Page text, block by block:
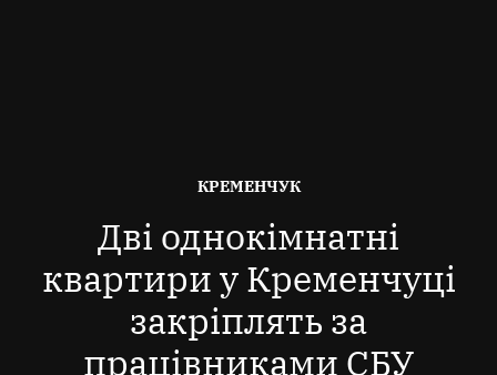
ОПУБЛІКОВАНО
КРЕМЕНЧУК
Дві однокімнатні
квартири у Кременчуці
закріплять за
працівниками СБУ